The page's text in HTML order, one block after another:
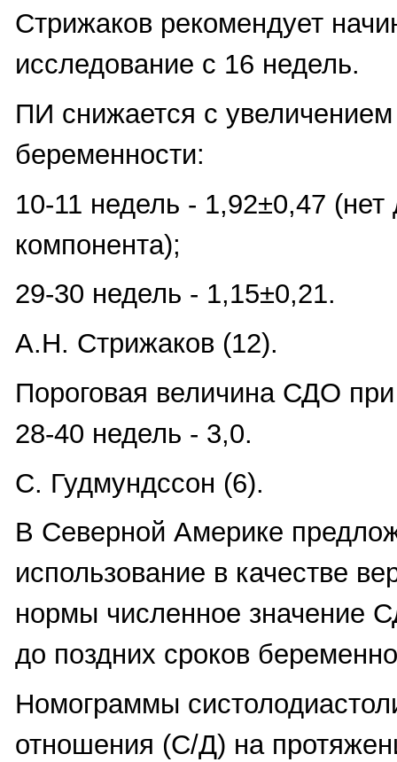
Стрижаков рекомендует
исследование с 16 недель.
ПИ снижается с увеличением
беременности:
10-11 недель - 1,92±0,47 (нет
компонента);
29-30 недель - 1,15±0,21.
А.Н. Стрижаков (12).
Пороговая величина СДО
28-40 недель - 3,0.
С. Гудмундссон (6).
В Северной Америке
использование в качестве
нормы численное значение
до поздних сроков
Номограммы
отношения (С/Д) на